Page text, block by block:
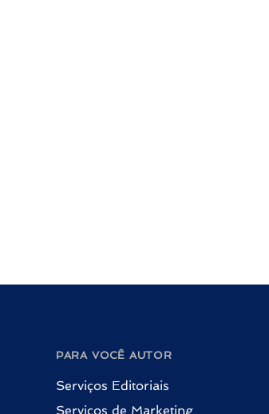
PARA VOCÊ AUTOR
Serviços Editoriais
Serviços de Marketing